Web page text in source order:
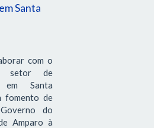
Santa
com o
setor de
em Santa
fomento de
do
Amparo à